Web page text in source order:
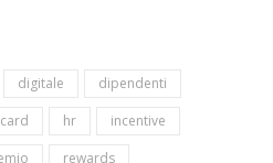
digitale
dipendenti
hr
incentive
rewards